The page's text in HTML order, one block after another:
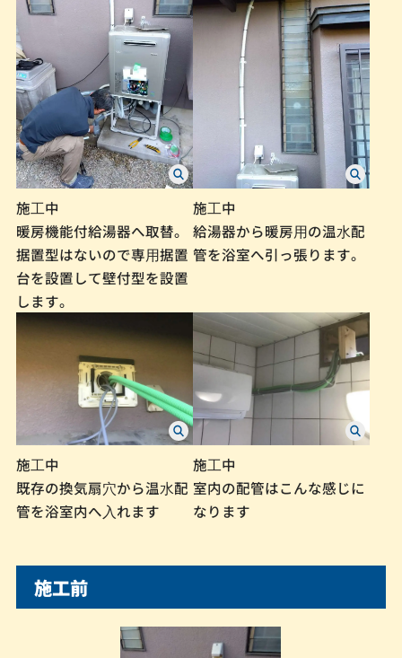
施⼯中
暖房機能付給湯器へ取替。
据置型はないので専⽤据置
台を設置して壁付型を設置
します。
施⼯中
給湯器から暖房⽤の温⽔配
管を浴室へ引っ張ります。
施⼯中
既存の換気扇⽳から温⽔配
管を浴室内へ⼊れます
施⼯中
室内の配管はこんな感じに
なります
施工前